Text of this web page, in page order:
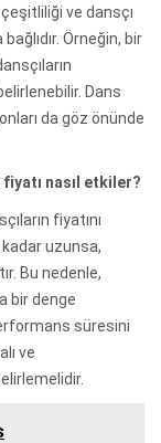
ve dansçı
Örneğin, bir
Dans
da göz önünde
nasıl etkiler?
fiyatını
uzunsa,
Bu nedenle,
bir denge
süresini
ve